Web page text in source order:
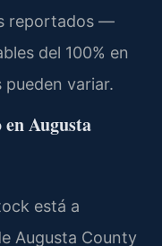
reportados —
del 100% en
variar.
Augusta
está a
Augusta County